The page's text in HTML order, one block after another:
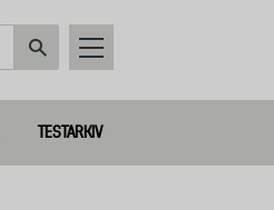
TESTARKIV